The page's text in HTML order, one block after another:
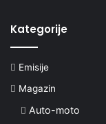
Kategorije
Emisije
Magazin
Auto-moto